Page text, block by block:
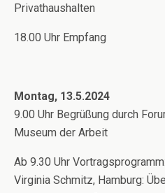
Privathaushalten
18.00 Uhr Empfang
Montag, 13.5.2024
9.00 Uhr Begrüßung durch
Museum der Arbeit
Ab 9.30 Uhr Vortragsprogramm:
Virginia Schmitz, Hamburg: